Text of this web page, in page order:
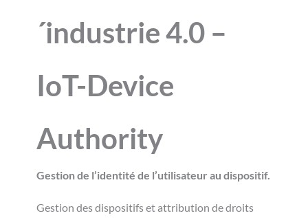
´industrie 4.0 –
IoT-Device
Authority
Gestion de l’identité de l’utilisateur au dispositif.
Gestion des dispositifs et attribution de droits